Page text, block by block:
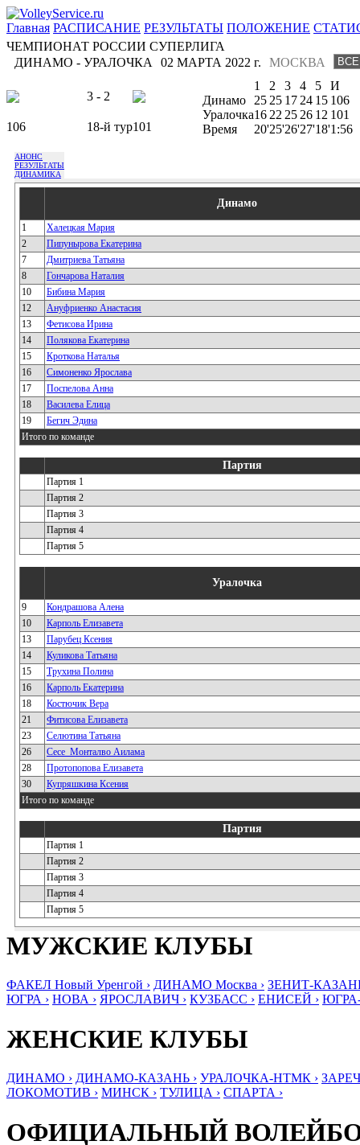
Главная РАСПИСАНИЕ РЕЗУЛЬТАТЫ ПОЛОЖЕНИЕ
ЧЕМПИОНАТ РОССИИ СУПЕРЛИГА
ДИНАМО - УРАЛОЧКА
МОСКВА
02 МАРТА 2022 г.
3 - 2
106 18-й тур101
1 2 3 4 5
И
Динамо
25 25 17 24 15 106
Уралочка16 22 25 26 12 101
Время
20'25'26'27'18'1:56
АНОНС
РЕЗУЛЬТАТЫ
ДИНАМИКА
Динамо
1
Халецкая Мария
2
Пипунырова Екатерина
7
Дмитриева Татьяна
8
Гончарова Наталия
10
Бибина Мария
12
Ануфриенко Анастасия
13
Фетисова Ирина
14
Полякова Екатерина
15
Кроткова Наталья
16
Симоненко Ярослава
17
Поспелова Анна
18
Василева Елица
19
Бегич Эдина
Итого по команде
Партия
Партия 1
Партия 2
Партия 3
Партия 4
Партия 5
Уралочка
9
Кондрашова Алена
10
Карполь Елизавета
13
Парубец Ксения
14
Куликова Татьяна
15
Трухина Полина
16
Карполь Екатерина
18
Костючик Вера
21
Фитисова Елизавета
23
Селютина Татьяна
26
Сесе_Монталво Аилама
28
Протопопова Елизавета
30
Купряшкина Ксения
Итого по команде
Партия
Партия 1
Партия 2
Партия 3
Партия 4
Партия 5
МУЖСКИЕ КЛУБЫ
ФАКЕЛ Новый Уренгой › ДИНАМО Москва › ЗЕНИТ-
ЮГРА › НОВА › ЯРОСЛАВИЧ › КУЗБАСС › ЕНИСЕЙ ›
ЖЕНСКИЕ КЛУБЫ
ДИНАМО › ДИНАМО-КАЗАНЬ › УРАЛОЧКА-НТМК ›
ЛОКОМОТИВ › МИНСК › ТУЛИЦА › СПАРТА ›
ОФИЦИАЛЬНЫЙ